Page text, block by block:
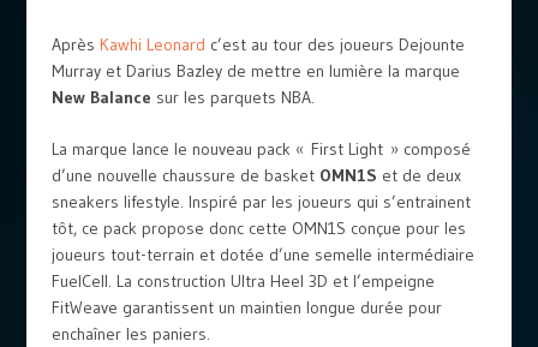
Après Kawhi Leonard c’est au tour des joueurs Dejounte
Murray et Darius Bazley de mettre en lumière la marque
New Balance sur les parquets NBA.
La marque lance le nouveau pack « First Light » composé
d’une nouvelle chaussure de basket OMN1S et de deux
sneakers lifestyle. Inspiré par les joueurs qui s’entrainent
tôt, ce pack propose donc cette OMN1S conçue pour les
joueurs tout-terrain et dotée d’une semelle intermédiaire
FuelCell. La construction Ultra Heel 3D et l’empeigne
FitWeave garantissent un maintien longue durée pour
enchaîner les paniers.